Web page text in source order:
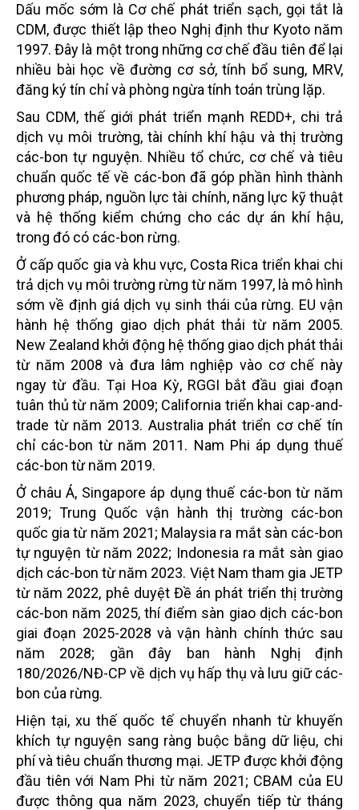
Dấu mốc sớm là Cơ chế phát triển sạch, gọi tắt là
CDM, được thiết lập theo Nghị định thư Kyoto năm
1997. Đây là một trong những cơ chế đầu tiên để lại
nhiều bài học về đường cơ sở, tính bổ sung, MRV,
đăng ký tín chỉ và phòng ngừa tính toán trùng lặp.
Sau CDM, thế giới phát triển mạnh REDD+, chi trả
dịch vụ môi trường, tài chính khí hậu và thị trường
các-bon tự nguyện. Nhiều tổ chức, cơ chế và tiêu
chuẩn quốc tế về các-bon đã góp phần hình thành
phương pháp, nguồn lực tài chính, năng lực kỹ thuật
và hệ thống kiểm chứng cho các dự án khí hậu,
trong đó có các-bon rừng.
Ở cấp quốc gia và khu vực, Costa Rica triển khai chi
trả dịch vụ môi trường rừng từ năm 1997, là mô hình
sớm về định giá dịch vụ sinh thái của rừng. EU vận
hành hệ thống giao dịch phát thải từ năm 2005.
New Zealand khởi động hệ thống giao dịch phát thải
từ năm 2008 và đưa lâm nghiệp vào cơ chế này
ngay từ đầu. Tại Hoa Kỳ, RGGI bắt đầu giai đoạn
tuân thủ từ năm 2009; California triển khai cap-and-
trade từ năm 2013. Australia phát triển cơ chế tín
chỉ các-bon từ năm 2011. Nam Phi áp dụng thuế
các-bon từ năm 2019.
Ở châu Á, Singapore áp dụng thuế các-bon từ năm
2019; Trung Quốc vận hành thị trường các-bon
quốc gia từ năm 2021; Malaysia ra mắt sàn các-bon
tự nguyện từ năm 2022; Indonesia ra mắt sàn giao
dịch các-bon từ năm 2023. Việt Nam tham gia JETP
từ năm 2022, phê duyệt Đề án phát triển thị trường
các-bon năm 2025, thí điểm sàn giao dịch các-bon
giai đoạn 2025-2028 và vận hành chính thức sau
năm 2028; gần đây ban hành Nghị định
180/2026/NĐ-CP về dịch vụ hấp thụ và lưu giữ các-
bon của rừng.
Hiện tại, xu thế quốc tế chuyển nhanh từ khuyến
khích tự nguyện sang ràng buộc bằng dữ liệu, chi
phí và tiêu chuẩn thương mại. JETP được khởi động
đầu tiên với Nam Phi từ năm 2021; CBAM của EU
được thông qua năm 2023, chuyển tiếp từ tháng